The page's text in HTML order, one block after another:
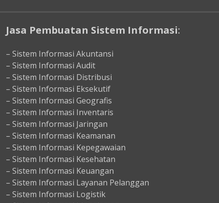
Jasa Pembuatan Sistem Informasi:
– Sistem Informasi Akuntansi
– Sistem Informasi Audit
– Sistem Informasi Distribusi
– Sistem Informasi Eksekutif
– Sistem Informasi Geografis
– Sistem Informasi Inventaris
– Sistem Informasi Jaringan
– Sistem Informasi Keamanan
– Sistem Informasi Kepegawaian
– Sistem Informasi Kesehatan
– Sistem Informasi Keuangan
– Sistem Informasi Layanan Pelanggan
– Sistem Informasi Logistik